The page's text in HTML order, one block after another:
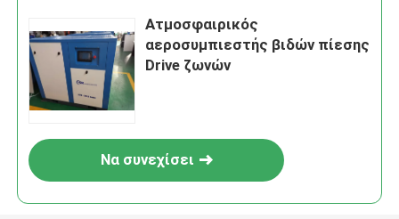
Ατμοσφαιρικός
αεροσυμπιεστής βιδών πίεσης
Drive ζωνών
Να συνεχίσει